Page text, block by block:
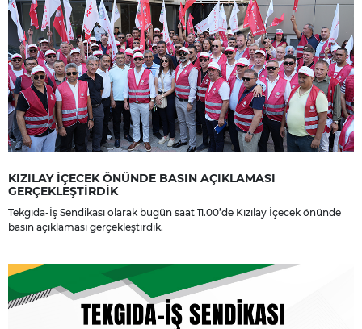
KIZILAY İÇECEK ÖNÜNDE BASIN AÇIKLAMASI
GERÇEKLEŞTİRDİK
Tekgıda-İş Sendikası olarak bugün saat 11.00’de Kızılay İçecek önünde
basın açıklaması gerçekleştirdik.